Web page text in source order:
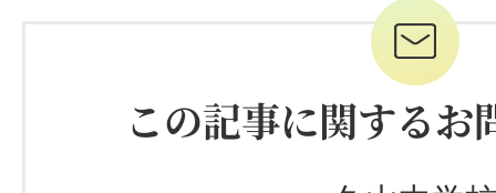
この記事に関するお